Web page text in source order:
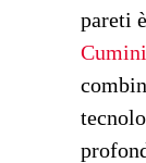
pareti
Cumini